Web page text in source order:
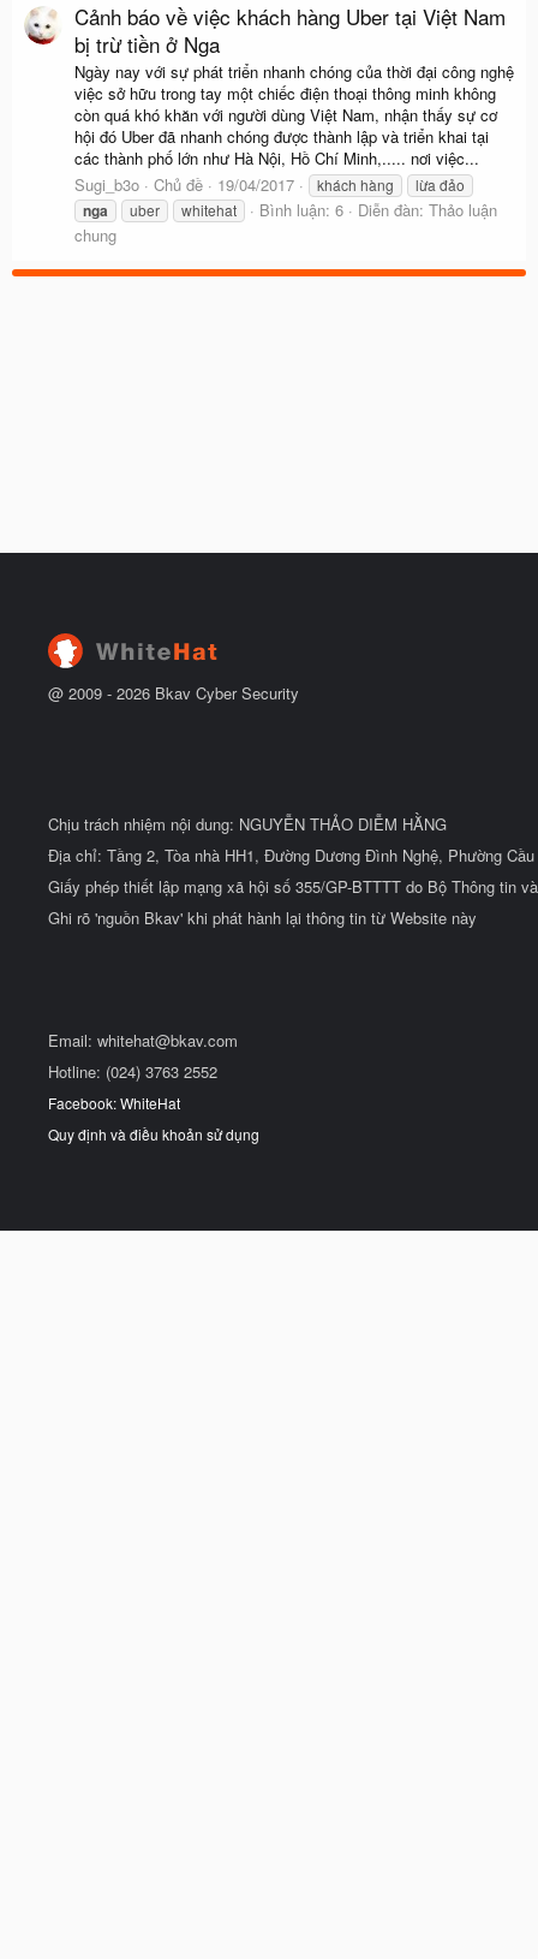
Cảnh báo về việc khách hàng Uber tại Việt Nam
bị trừ tiền ở Nga
Ngày nay với sự phát triển nhanh chóng của thời đại công nghệ
việc sở hữu trong tay một chiếc điện thoại thông minh không
còn quá khó khăn với người dùng Việt Nam, nhận thấy sự cơ
hội đó Uber đã nhanh chóng được thành lập và triển khai tại
các thành phố lớn như Hà Nội, Hồ Chí Minh,..... nơi việc...
Sugi_b3o
Chủ đề 19/04/2017 khách hàng lừa đảo
nga uber whitehat Bình luận: 6 Diễn đàn: Thảo luận
chung
@ 2009 - 2026 Bkav Cyber Security
Chịu trách nhiệm nội dung: NGUYỄN THẢO DIỄM HẰNG
Địa chỉ: Tầng 2, Tòa nhà HH1, Đường Dương Đình Nghệ, Phường
Giấy phép thiết lập mạng xã hội số 355/GP-BTTTT do Bộ Thông tin
Ghi rõ 'nguồn Bkav' khi phát hành lại thông tin từ Website này
Email: whitehat@bkav.com
Hotline: (024) 3763 2552
Facebook: WhiteHat
Quy định và điều khoản sử dụng